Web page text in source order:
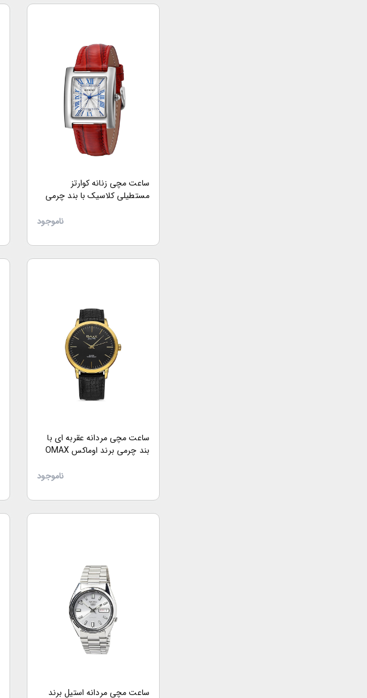
ساعت مچی زنانه کوارتز
مستطیلی کلاسیک با بند چرمی
ناموجود
ساعت مچی مردانه عقربه ای با
بند چرمی برند اوماکس OMAX
ناموجود
ساعت مچی مردانه استیل برند